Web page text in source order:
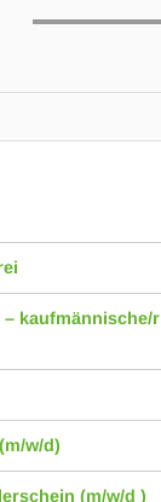
– kaufmännische/r
w/d)
(m/w/d )